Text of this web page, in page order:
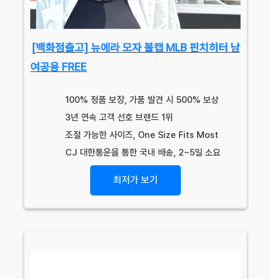
[백화점출고] 뉴에라 모자 볼캡 MLB 핀치히터 남
여공용 FREE
100% 정품 보장, 가품 발견 시 500% 보상
3년 연속 고객 선호 브랜드 1위
조절 가능한 사이즈, One Size Fits Most
CJ 대한통운을 통한 국내 배송, 2~5일 소요
최저가 보기